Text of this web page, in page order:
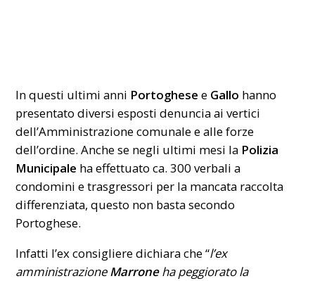
In questi ultimi anni Portoghese e Gallo hanno
presentato diversi esposti denuncia ai vertici
dell’Amministrazione comunale e alle forze
dell’ordine. Anche se negli ultimi mesi la Polizia
Municipale ha effettuato ca. 300 verbali a
condomini e trasgressori per la mancata raccolta
differenziata, questo non basta secondo
Portoghese.
Infatti l’ex consigliere dichiara che “l’ex
amministrazioneMarroneha peggiorato la